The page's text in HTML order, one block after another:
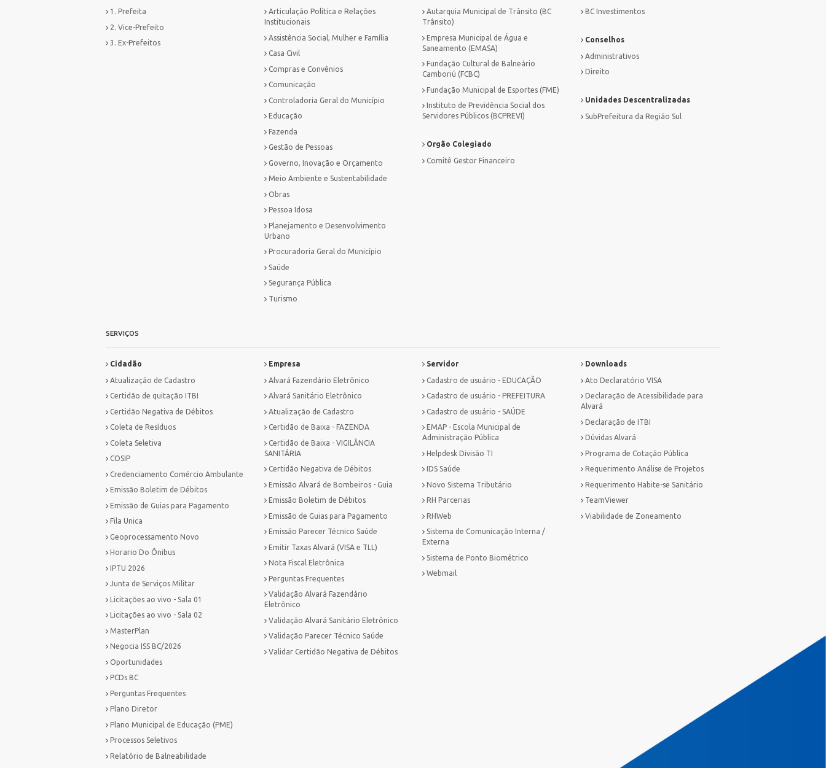
1. Prefeita
2. Vice-Prefeito
3. Ex-Prefeitos
Articulação Política e Relações
Institucionais
Assistência Social, Mulher e Família
Casa Civil
Compras e Convênios
Comunicação
Controladoria Geral do Município
Educação
Fazenda
Gestão de Pessoas
Governo, Inovação e Orçamento
Meio Ambiente e Sustentabilidade
Obras
Pessoa Idosa
Planejamento e Desenvolvimento
Urbano
Procuradoria Geral do Município
Saúde
Segurança Pública
Turismo
Autarquia Municipal de Trânsito (BC
Trânsito)
Empresa Municipal de Água e
Saneamento (EMASA)
Fundação Cultural de Balneário
Camboriú (FCBC)
Fundação Municipal de Esportes (FME)
Instituto de Previdência Social dos
Servidores Públicos (BCPREVI)
BC Investimentos
Conselhos
Administrativos
Direito
Unidades Descentralizadas
SubPrefeitura da Região Sul
Orgão Colegiado
Comitê Gestor Financeiro
SERVIÇOS
Cidadão
Atualização de Cadastro
Certidão de quitação ITBI
Certidão Negativa de Débitos
Coleta de Resíduos
Coleta Seletiva
COSIP
Credenciamento Comércio Ambulante
Emissão Boletim de Débitos
Emissão de Guias para Pagamento
Fila Unica
Geoprocessamento Novo
Horario Do Ônibus
IPTU 2026
Junta de Serviços Militar
Licitações ao vivo - Sala 01
Licitações ao vivo - Sala 02
MasterPlan
Negocia ISS BC/2026
Oportunidades
PCDs BC
Perguntas Frequentes
Plano Diretor
Plano Municipal de Educação (PME)
Processos Seletivos
Relatório de Balneabilidade
Empresa
Alvará Fazendário Eletrônico
Alvará Sanitário Eletrônico
Atualização de Cadastro
Certidão de Baixa - FAZENDA
Certidão de Baixa - VIGILÂNCIA
SANITÁRIA
Certidão Negativa de Débitos
Emissão Alvará de Bombeiros - Guia
Emissão Boletim de Débitos
Emissão de Guias para Pagamento
Emissão Parecer Técnico Saúde
Emitir Taxas Alvará (VISA e TLL)
Nota Fiscal Eletrônica
Perguntas Frequentes
Validação Alvará Fazendário
Eletrônico
Validação Alvará Sanitário Eletrônico
Validação Parecer Técnico Saúde
Validar Certidão Negativa de Débitos
Servidor
Cadastro de usuário - EDUCAÇÃO
Cadastro de usuário - PREFEITURA
Cadastro de usuário - SAÚDE
EMAP - Escola Municipal de
Administração Pública
Helpdesk Divisão TI
IDS Saúde
Novo Sistema Tributário
RH Parcerias
RHWeb
Sistema de Comunicação Interna /
Externa
Sistema de Ponto Biométrico
Webmail
Downloads
Ato Declaratório VISA
Declaração de Acessibilidade para
Alvará
Declaração de ITBI
Dúvidas Alvará
Programa de Cotação Pública
Requerimento Análise de Projetos
Requerimento Habite-se Sanitário
TeamViewer
Viabilidade de Zoneamento